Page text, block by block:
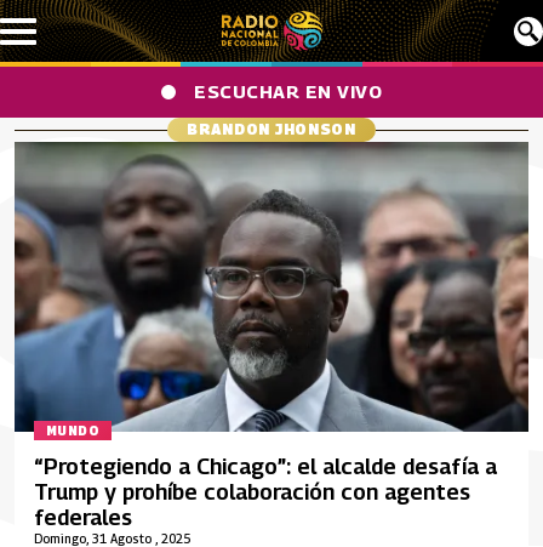
Pasar al contenido principal
ESCUCHAR EN VIVO
BRANDON JHONSON
MUNDO
Domingo, 31 Agosto , 2025
“Protegiendo a Chicago”: el alcalde desafía a
Trump y prohíbe colaboración con agentes
federales